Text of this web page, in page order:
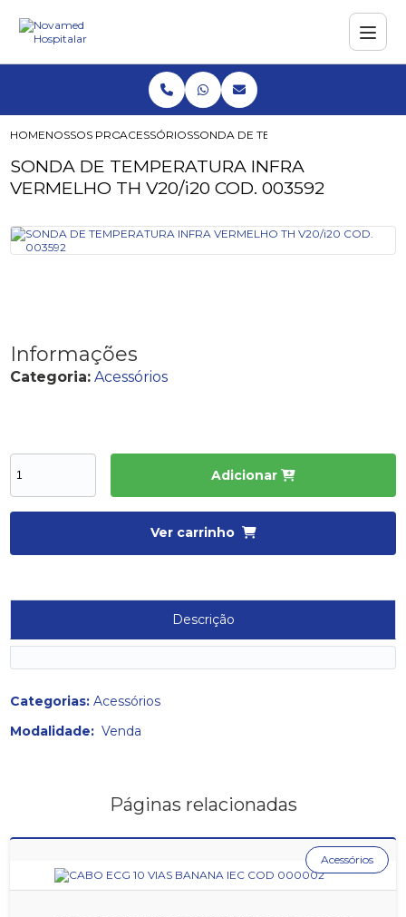
HOMENOSSOS PRODUTOS
ACESSÓRIOSSONDA DE TEMPERATURA INFRA
SONDA DE TEMPERATURA INFRA
VERMELHO TH V20/i20 COD. 003592
Informações
Categoria: Acessórios
Adicionar
Ver carrinho
Descrição
Categorias: Acessórios
Modalidade:Venda
Páginas relacionadas
Acessórios